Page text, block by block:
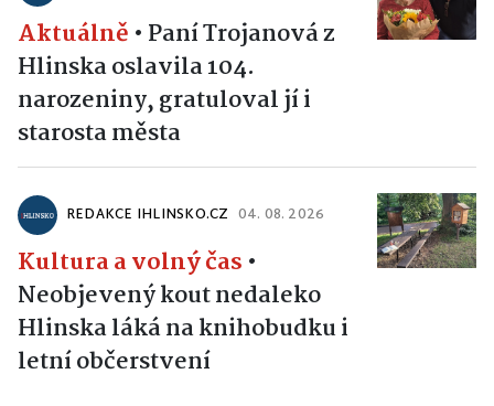
Aktuálně • Paní Trojanová z
Hlinska oslavila 104.
narozeniny, gratuloval jí i
starosta města
REDAKCE IHLINSKO.CZ 04. 08. 2026
Kultura a volný čas •
Neobjevený kout nedaleko
Hlinska láká na knihobudku i
letní občerstvení